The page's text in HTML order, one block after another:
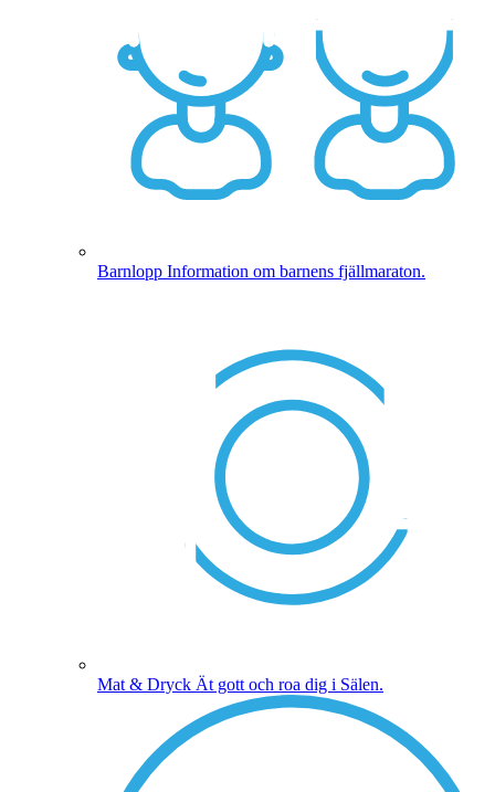
Barnlopp Information om barnens fjällmaraton.
Mat & Dryck Ät gott och roa dig i Sälen.